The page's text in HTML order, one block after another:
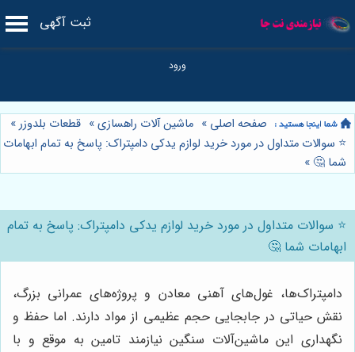
ثبت آگهی
صفحه اصلی » ماشین آلات راهسازی» قطعات بلدوزر»
⭐️ سوالات متداول در مورد خرید لوازم یدکی دامپتراک: پاسخ به تمام ابهامات
شما 🤔 »
⭐️ سوالات متداول در مورد خرید لوازم یدکی دامپتراک: پاسخ به تمام
ابهامات شما 🤔
دامپتراک‌ها، غول‌های آهنی معادن و پروژه‌های عمرانی بزرگ،
نقش حیاتی در جابجایی حجم عظیمی از مواد دارند. اما حفظ و
نگهداری این ماشین‌آلات سنگین نیازمند تامین به موقع و با